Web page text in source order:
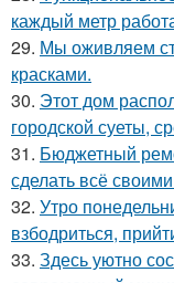
каждый метр
29. Мы оживляем
красками.
30. Этот дом
городской суеты,
31. Бюджетный
сделать всё
32. Утро
взбодриться,
33. Здесь уютно